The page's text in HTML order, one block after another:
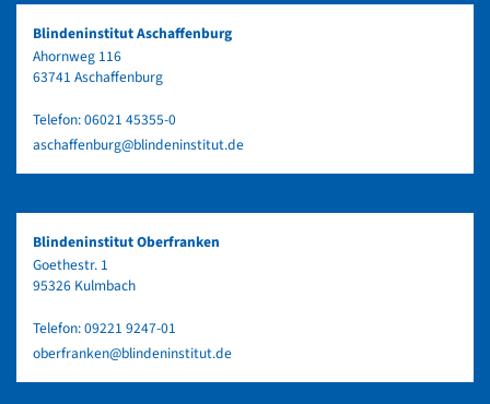
Blindeninstitut Aschaffenburg
Ahornweg 116
63741 Aschaffenburg
Telefon:06021 45355-0
aschaffenburg@blindeninstitut.de
Blindeninstitut Oberfranken
Goethestr. 1
95326 Kulmbach
Telefon:09221 9247-01
oberfranken@blindeninstitut.de